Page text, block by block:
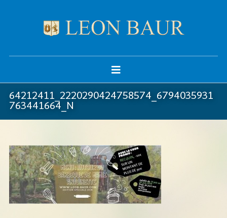
64212411_2220290424758574_6794035931
763441664_N